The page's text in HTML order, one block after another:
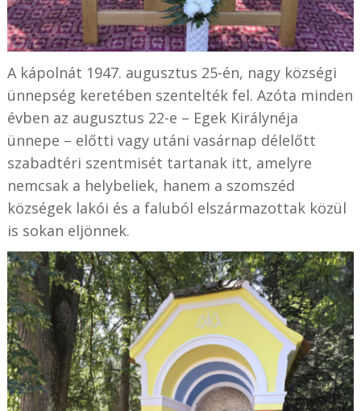
A kápolnát 1947. augusztus 25-én, nagy községi
ünnepség keretében szentelték fel. Azóta minden
évben az augusztus 22-e – Egek Királynéja
ünnepe – előtti vagy utáni vasárnap délelőtt
szabadtéri szentmisét tartanak itt, amelyre
nemcsak a helybeliek, hanem a szomszéd
községek lakói és a faluból elszármazottak közül
is sokan eljönnek.